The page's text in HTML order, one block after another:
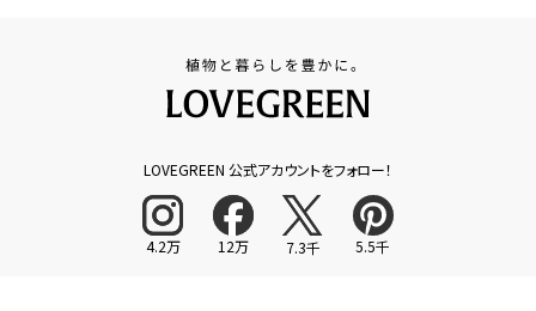
LOVEGREEN 公式アカウントをフォロー！
4.2万 12万 7.3千 5.5千